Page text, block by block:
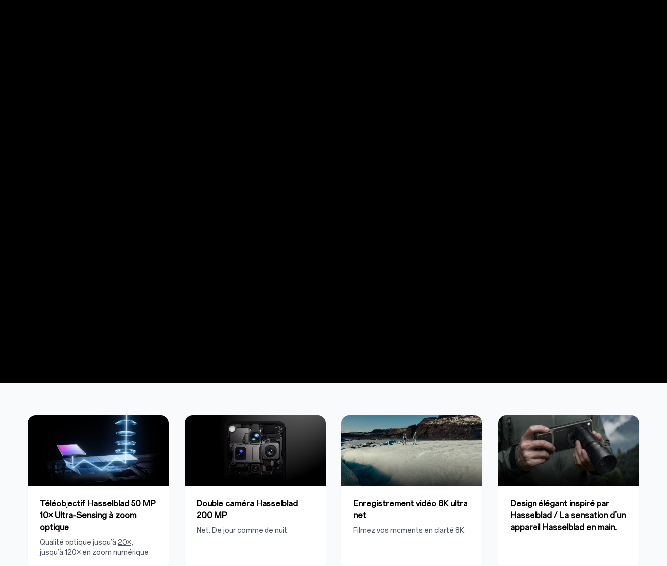
Téléobjectif Hasselblad 50 MP
10× Ultra‑Sensing à zoom
optique
Qualité optique jusqu’à 20×,
jusqu’à 120× en zoom numérique
Double caméra Hasselblad
200 MP
Net. De jour comme de nuit.
Enregistrement vidéo 8K ultra
net
Filmez vos moments en clarté 8K.
Design élégant inspiré par
Hasselblad / La sensation d’un
appareil Hasselblad en main.